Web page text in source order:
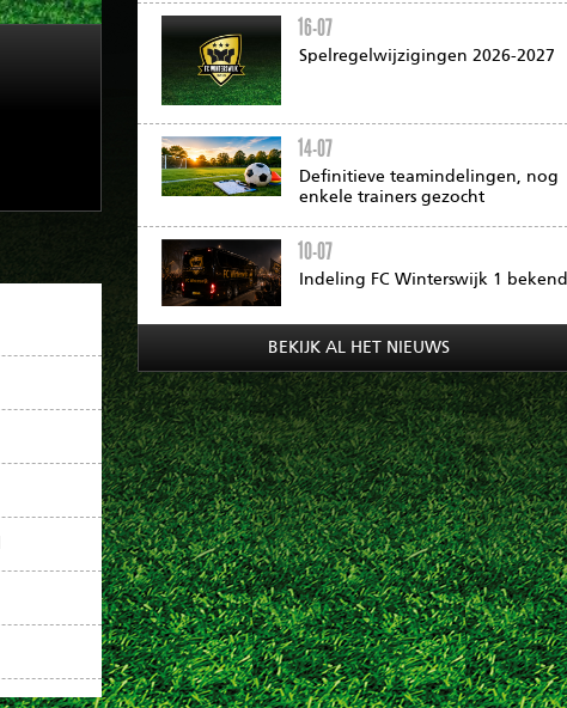
16-07
Spelregelwijzigingen 2026-2027
14-07
Definitieve teamindelingen, nog
enkele trainers gezocht
10-07
Indeling FC Winterswijk 1 bekend
BEKIJK AL HET NIEUWS